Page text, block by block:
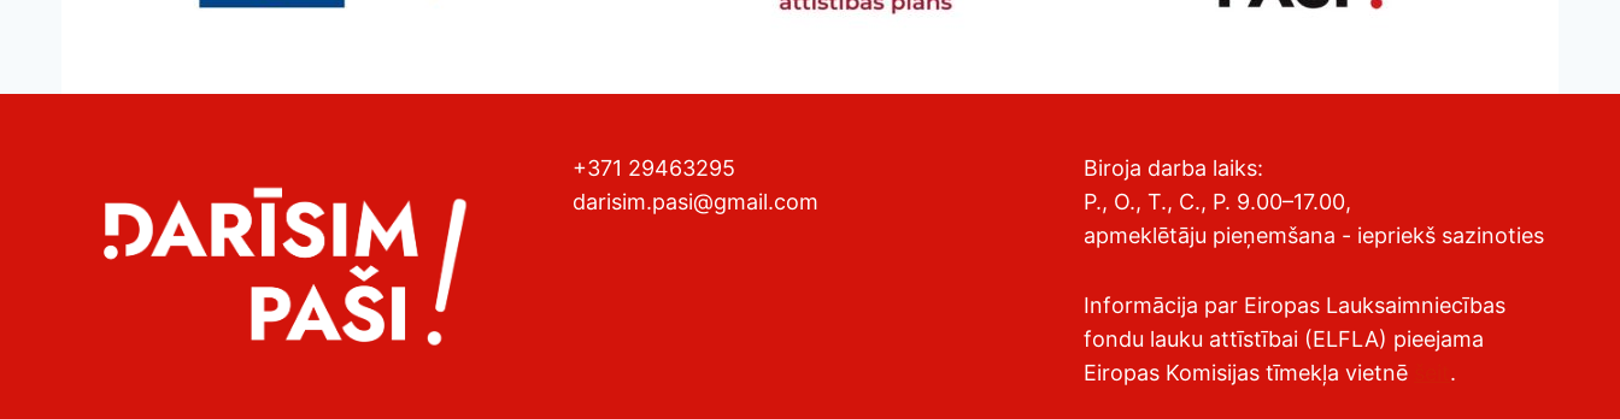
+371 29463295
darisim.pasi@gmail.com
Biroja darba laiks:
P., O., T., C., P. 9.00–17.00,
apmeklētāju pieņemšana - iepriekš sazinoties
Informācija par Eiropas Lauksaimniecības
fondu lauku attīstībai (ELFLA) pieejama
Eiropas Komisijas tīmekļa vietnē
.